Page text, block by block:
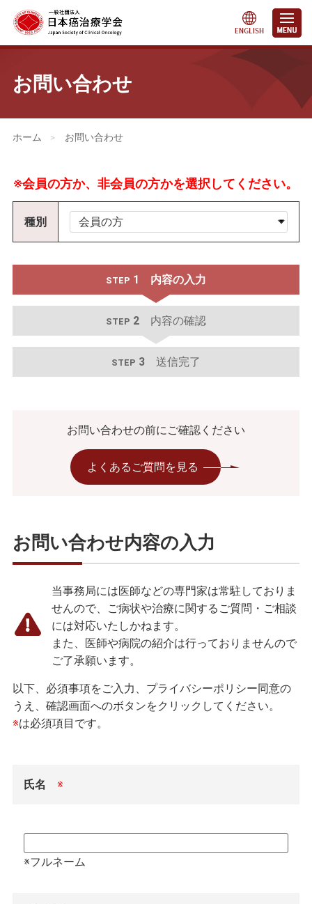
お問い合わせ
会員・医療関係の皆さまへ
> お問い合わせ
STEP 1 内容の入力
STEP 2 内容の確認
STEP 3 送信完了
お問い合わせの前にご確認ください
よくあるご質問を見る
お問い合わせ内容の入力
当事務局には医師などの専門家は常駐しておりま
せんので、ご病状や治療に関するご質問・ご相談
には対応いたしかねます。
また、医師や病院の紹介は行っておりませんので
ご了承願います。
以下、必須事項をご入力、プライバシーポリシー同意の
うえ、確認画面へのボタンをクリックしてください。
※は必須項目です。
氏名 ※
※フルネーム